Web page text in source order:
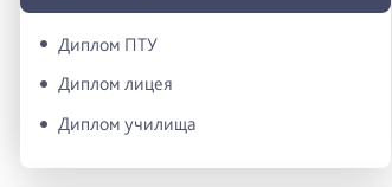
Диплом ПТУ
Диплом лицея
Диплом училища